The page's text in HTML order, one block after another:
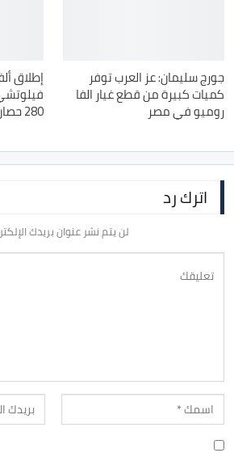
جورج سليمان: عز العرب توفر
كميات كبيرة من قطع غيار الفا
روميو في مصر
إطلاق
280 حصان
اترك رد
لن يتم نشر عنوان بريدك